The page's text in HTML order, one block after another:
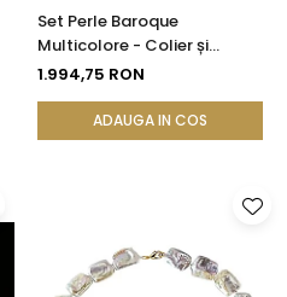
Set Perle Baroque
Multicolore - Colier și
Cercei, Aur Galben 14K |
1.994,75 RON
ADAUGA IN COS